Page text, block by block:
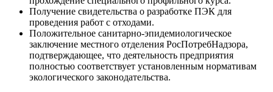
Получение свидетельства о разработке ПЭК для
проведения работ с отходами.
Положительное санитарно-эпидемиологическое
заключение местного отделения РосПотребНадзора,
подтверждающее, что деятельность предприятия
полностью соответствует установленным нормативам
экологического законодательства.